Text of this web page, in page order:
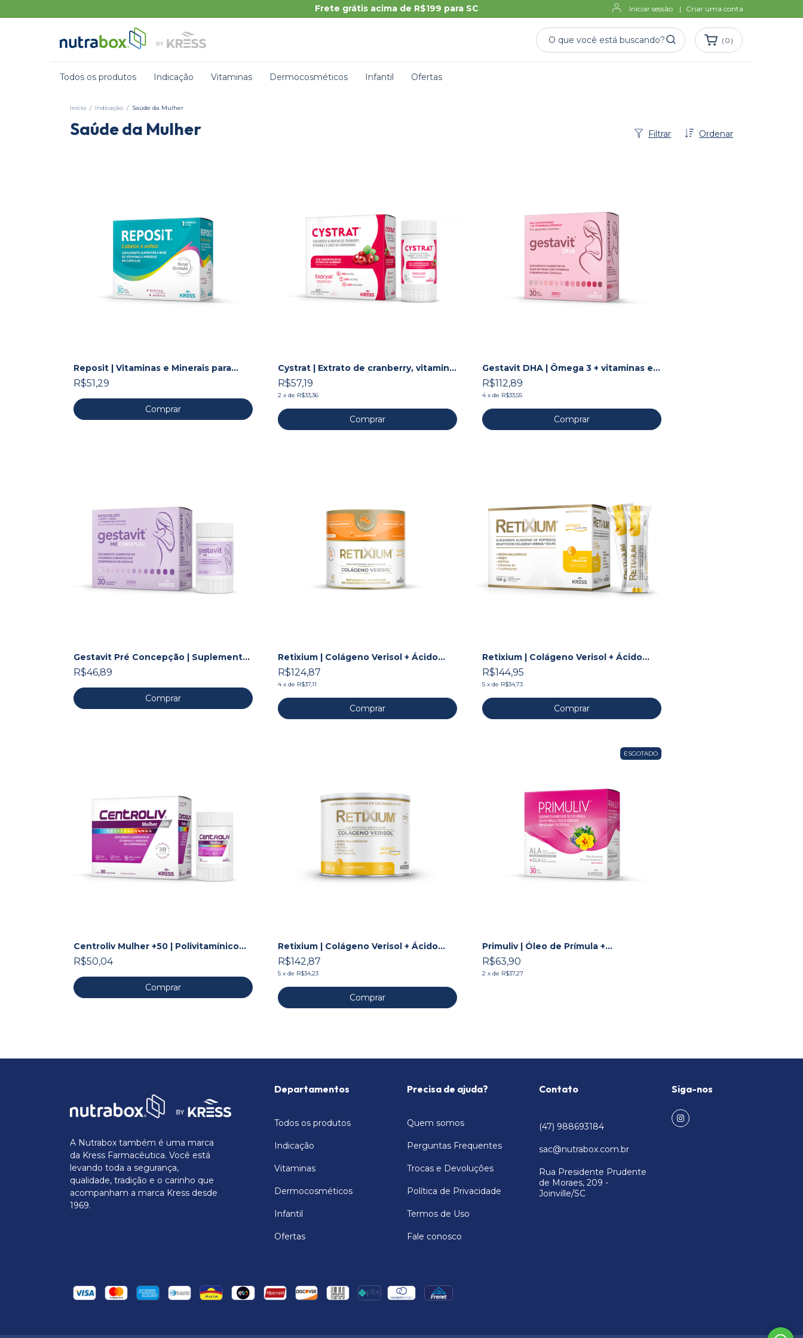
Iniciar sessão | Criar uma conta
( 0 )
Todos os produtos Indicação Vitaminas Dermocosméticos Infantil Ofertas
Início / Indicação / Saúde da Mulher
Saúde da Mulher Ordenar
Filtrar
Reposit | Vitaminas e Minerais para
Cabelos e Unhas
R$51,29
Comprar
Cystrat | Extrato de cranberry, vitamina
C e zinco
R$57,19
2 x de R$33,36
Comprar
Gestavit DHA | Ômega 3 + vitaminas e
minerais para grávidas
R$112,89
4 x de R$33,55
Gestavit Pré Concepção | Suplemento
de metilfolato, vitaminas e minerais
R$46,89
Retixium | Colágeno Verisol + Ácido
Hialurônico + Associações
R$124,87
4 x de R$37,11
Comprar
Retixium | Colágeno Verisol + Ácido
Hialurônico + Associações
R$144,95
5 x de R$34,73
Comprar
Centroliv Mulher +50 | Polivitamínico
de A a Z
R$50,04
Retixium | Colágeno Verisol + Ácido
Hialurônico + Associações
R$142,87
5 x de R$34,23
Comprar
ESGOTADO
Primuliv | Óleo de Prímula +
associações para TPM e menopausa
R$63,90
2 x de R$37,27
A Nutrabox também é uma marca
da Kress Farmacêutica. Você está
levando toda a segurança,
qualidade, tradição e o carinho que
acompanham a marca Kress desde
1969.
Siga-nos
Departamentos
Todos os produtos
Indicação
Vitaminas
Dermocosméticos
Infantil
Ofertas
Precisa de ajuda?
Quem somos
Perguntas Frequentes
Trocas e Devoluções
Política de Privacidade
Termos de Uso
Fale conosco
Contato
(47) 988693184
sac@nutrabox.com.br
Rua Presidente Prudente
de Moraes, 209 -
Joinville/SC